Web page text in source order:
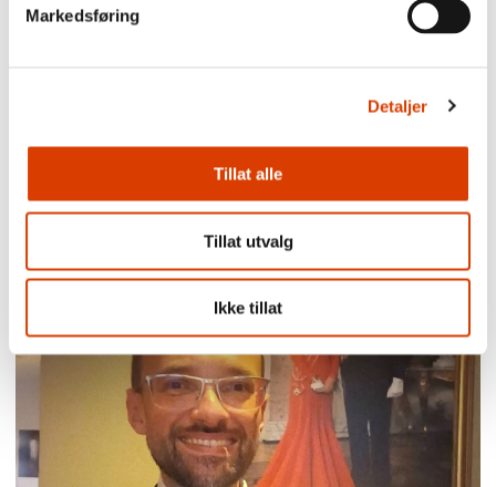
Markedsføring
Detaljer
Tillat alle
Tillat utvalg
Ikke tillat
Lucy Moffatt - Månedens oversetter